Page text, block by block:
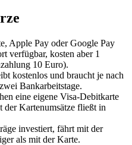
Apple Pay oder Google Pay
verfügbar, kosten aber 1
10 Euro).
kostenlos und braucht je nach
Bankarbeitstage.
eine eigene Visa-Debitkarte
der Kartenumsätze fließt in
investiert, fährt mit der
als mit der Karte.